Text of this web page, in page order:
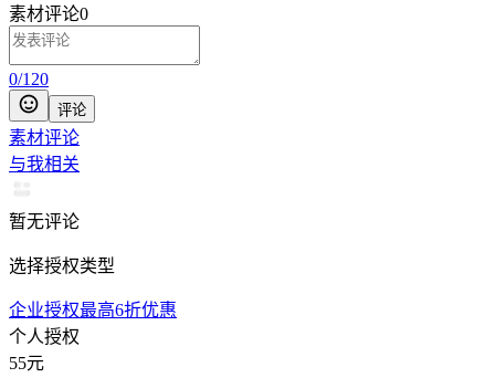
素材评论0
0/120
评论
素材评论
与我相关
暂无评论
选择授权类型
企业授权最高6折优惠
个人授权
55元